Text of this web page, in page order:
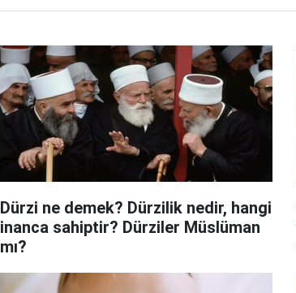
Dürzi ne demek? Dürzilik nedir, hangi
inanca sahiptir? Dürziler Müslüman
mı?